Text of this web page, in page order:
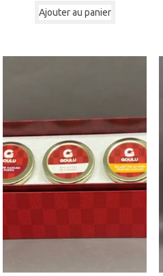
Ajouter au panier